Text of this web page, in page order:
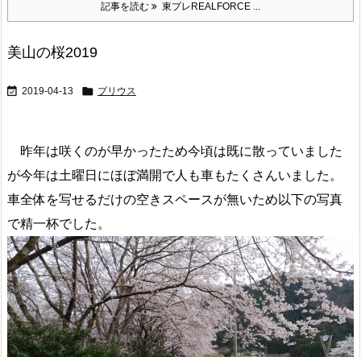
記事を読む 東プレREALFORCE ...
美山の桜2019
 2019-04-13  プリウス
昨年は咲くのが早かったため今頃は既に散っていました
が今年は土曜日にほぼ満開で人も車もたくさんいました。
車全体を写せるだけの空きスペースが無いため以下の写真
で精一杯でした。